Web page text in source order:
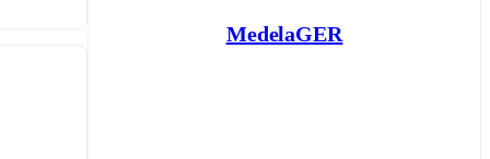
MedelaGER